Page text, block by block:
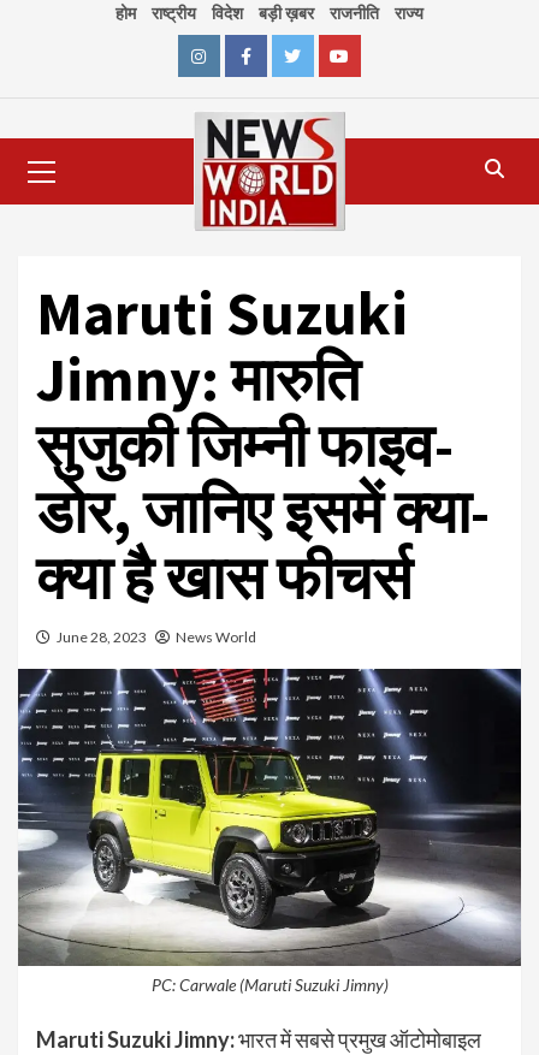
होम राष्ट्रीय विदेश बड़ी ख़बर राजनीति राज्य
InstagramFacebookTwitterYoutube
Menu
Maruti Suzuki
Jimny: मारुति
सुजुकी जिम्नी फाइव-
डोर, जानिए इसमें क्या-
क्या है खास फीचर्स
June 28, 2023 News World
PC: Carwale (Maruti Suzuki Jimny)
Maruti Suzuki Jimny:भारत में सबसे प्रमुख ऑटोमोबाइल